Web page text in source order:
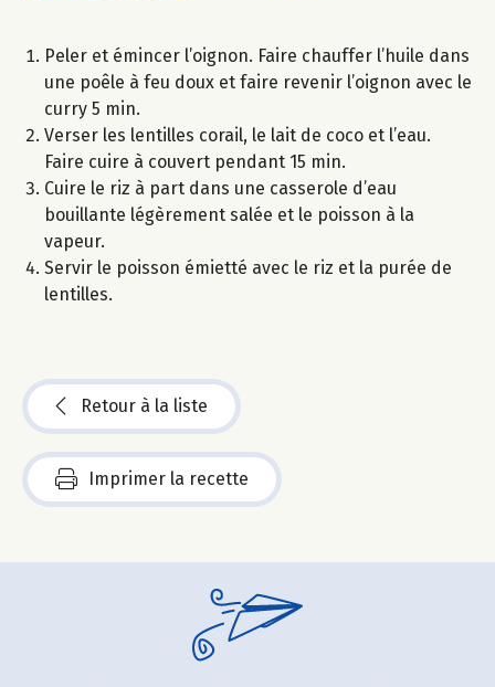
Peler et émincer l’oignon. Faire chauffer l’huile dans
une poêle à feu doux et faire revenir l’oignon avec le
curry 5 min.
Verser les lentilles corail, le lait de coco et l’eau.
Faire cuire à couvert pendant 15 min.
Cuire le riz à part dans une casserole d’eau
bouillante légèrement salée et le poisson à la
vapeur.
Servir le poisson émietté avec le riz et la purée de
lentilles.
Retour à la liste
Imprimer la recette